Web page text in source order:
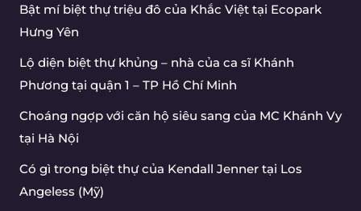
Bật mí biệt thự triệu đô của Khắc Việt tại Ecopark
Hưng Yên
Lộ diện biệt thự khủng – nhà của ca sĩ Khánh
Phương tại quận 1 – TP Hồ Chí Minh
Choáng ngợp với căn hộ siêu sang của MC Khánh Vy
tại Hà Nội
Có gì trong biệt thự của Kendall Jenner tại Los
Angeless (Mỹ)